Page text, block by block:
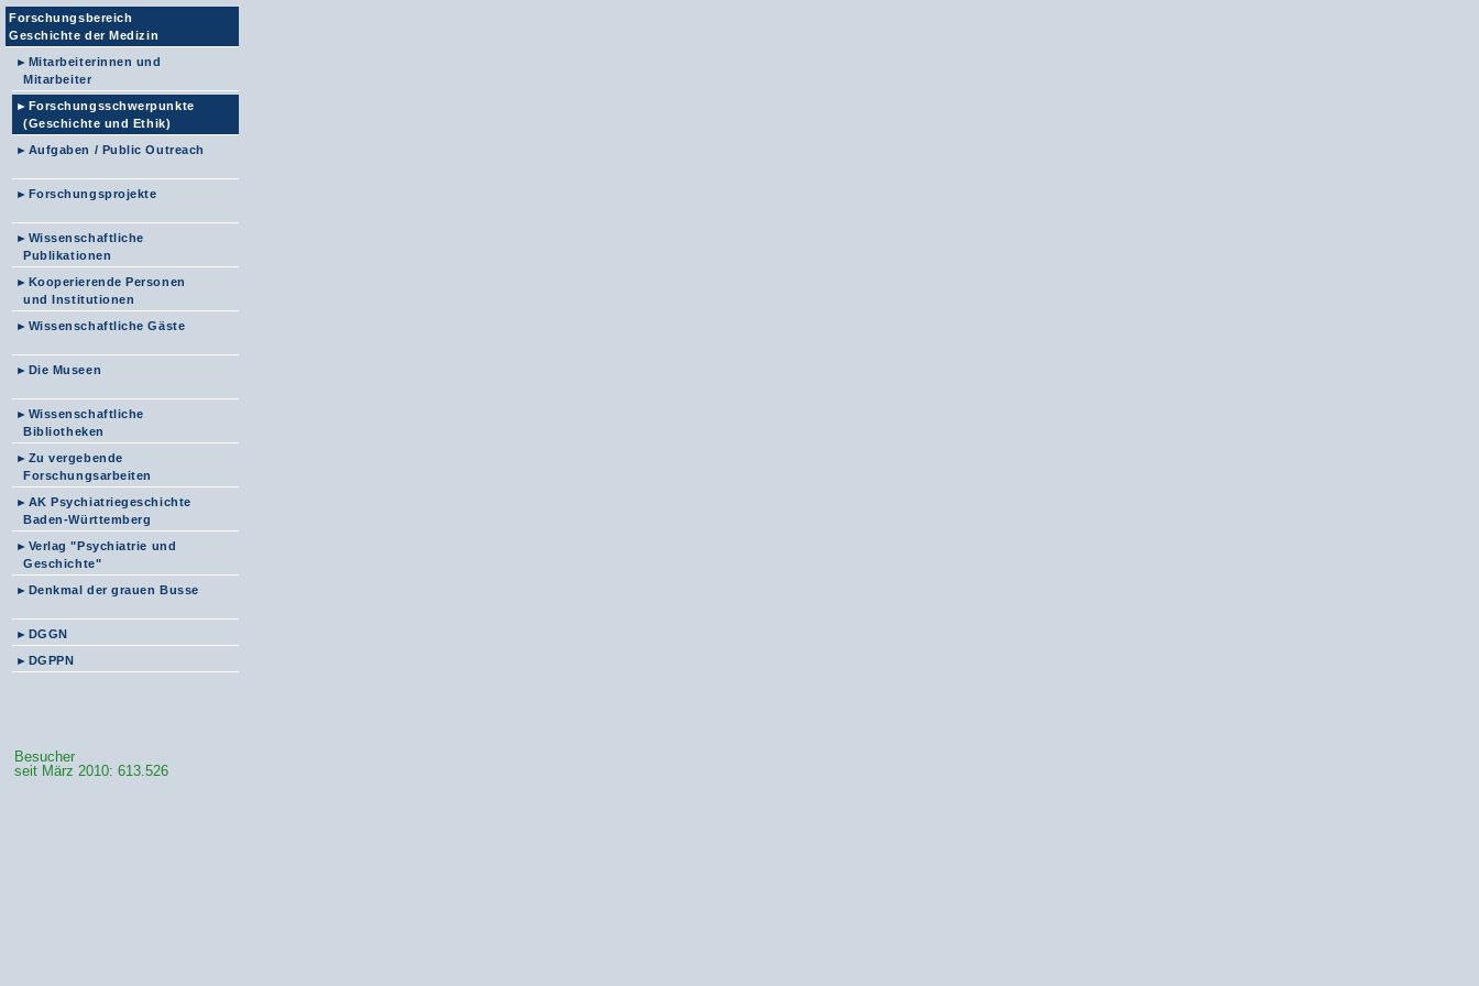
Forschungsbereich
Geschichte der Medizin
► Mitarbeiterinnen und
Mitarbeiter
► Forschungsschwerpunkte
(Geschichte und Ethik)
► Aufgaben / Public Outreach
► Forschungsprojekte
► Wissenschaftliche
Publikationen
► Kooperierende Personen
und Institutionen
► Wissenschaftliche Gäste
► Die Museen
► Wissenschaftliche
Bibliotheken
► Zu vergebende
Forschungsarbeiten
► AK Psychiatriegeschichte
Baden-Württemberg
► Verlag "Psychiatrie und
Geschichte"
► Denkmal der grauen Busse
► DGGN
► DGPPN
Besucher
seit März 2010: 613.526